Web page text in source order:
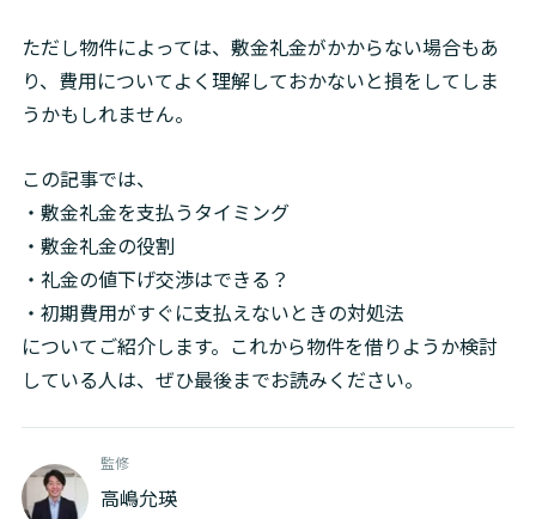
ただし物件によっては、敷金礼金がかからない場合もあ
り、費用についてよく理解しておかないと損をしてしま
うかもしれません。
この記事では、
・敷金礼金を支払うタイミング
・敷金礼金の役割
・礼金の値下げ交渉はできる？
・初期費用がすぐに支払えないときの対処法
についてご紹介します。これから物件を借りようか検討
している人は、ぜひ最後までお読みください。
監修
高嶋允瑛